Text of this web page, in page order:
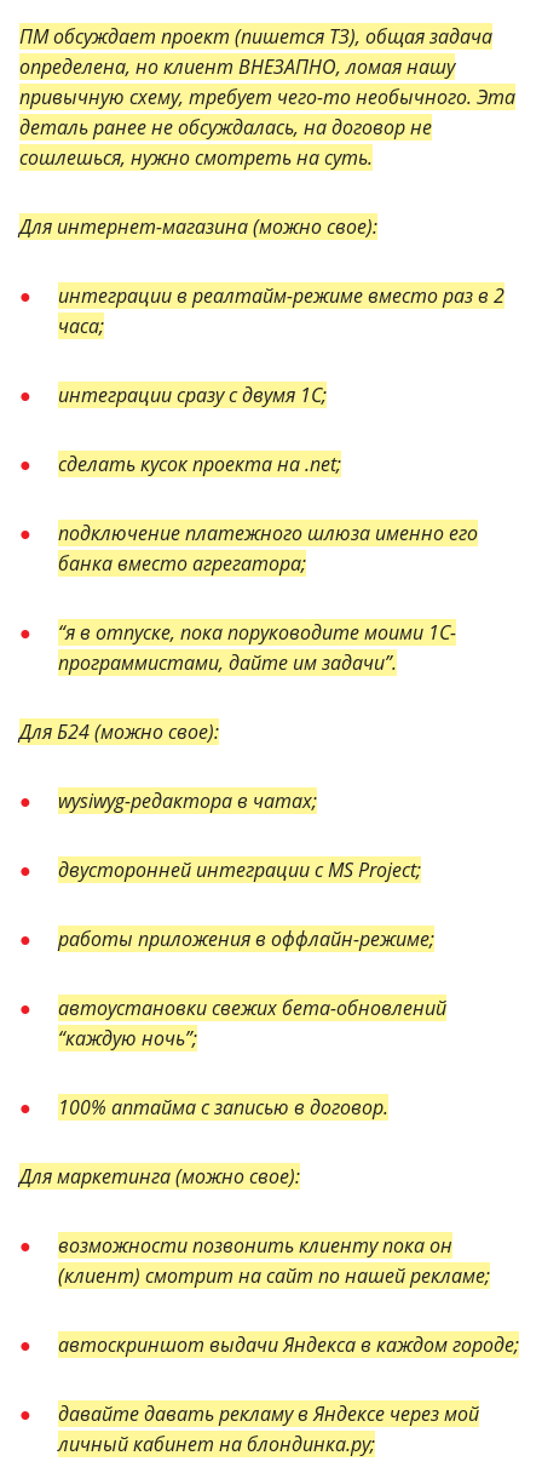
ПМ обсуждает проект (пишется ТЗ), общая задача
определена, но клиент ВНЕЗАПНО, ломая нашу
привычную схему, требует чего-то необычного. Эта
деталь ранее не обсуждалась, на договор не
сошлешься, нужно смотреть на суть.
Для интернет-магазина (можно свое):
интеграции в реалтайм-режиме вместо раз в 2
часа;
интеграции сразу с двумя 1С;
сделать кусок проекта на .net;
подключение платежного шлюза именно его
банка вместо агрегатора;
“я в отпуске, пока поруководите моими 1С-
программистами, дайте им задачи”.
Для Б24 (можно свое):
wysiwyg-редактора в чатах;
двусторонней интеграции с MS Project;
работы приложения в оффлайн-режиме;
автоустановки свежих бета-обновлений
“каждую ночь”;
100% аптайма с записью в договор.
Для маркетинга (можно свое):
возможности позвонить клиенту пока он
(клиент) смотрит на сайт по нашей рекламе;
автоскриншот выдачи Яндекса в каждом городе;
давайте давать рекламу в Яндексе через мой
личный кабинет на блондинка.ру;